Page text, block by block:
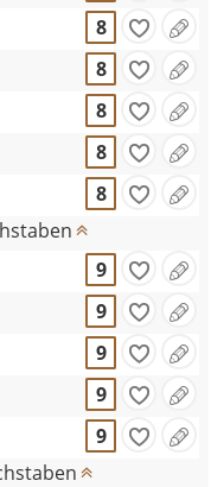
8
8
8
8
8
9
9
9
9
9